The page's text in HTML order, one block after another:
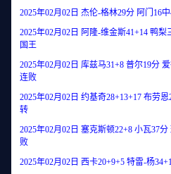
2025年02月02日 杰伦-格林29分 阿门16
2025年02月02日 阿隆-维金斯41+14 鸭
国王
2025年02月02日 库兹马31+8 普尔19分
连败
2025年02月02日 约基奇28+13+17 布劳
转
2025年02月02日 塞克斯顿22+8 小瓦37
败
2025年02月02日 西卡20+9+5 特雷-杨